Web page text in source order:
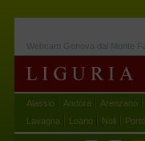
Webcam Genova dal Monte
Alassio Andora Arenzano
Lavagna
Loano Noli